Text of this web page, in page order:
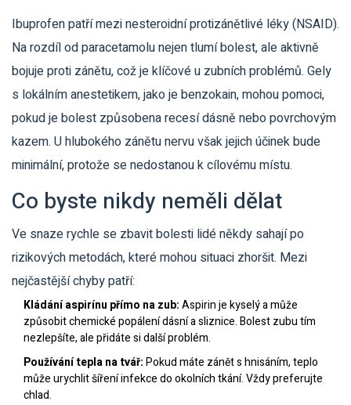
Ibuprofen patří mezi nesteroidní protizánětlivé léky (NSAID).
Na rozdíl od paracetamolu nejen tlumí bolest, ale aktivně
bojuje proti zánětu, což je klíčové u zubních problémů. Gely
s lokálním anestetikem, jako je benzokain, mohou pomoci,
pokud je bolest způsobena recesí dásně nebo povrchovým
kazem. U hlubokého zánětu nervu však jejich účinek bude
minimální, protože se nedostanou k cílovému místu.
Co byste nikdy neměli dělat
Ve snaze rychle se zbavit bolesti lidé někdy sahají po
rizikových metodách, které mohou situaci zhoršit. Mezi
nejčastější chyby patří:
Kládání aspirínu přímo na zub:Aspirin je kyselý a může
způsobit chemické popálení dásní a sliznice. Bolest zubu tím
nezlepšíte, ale přidáte si další problém.
Používání tepla na tvář:Pokud máte zánět s hnisáním, teplo
může urychlit šíření infekce do okolních tkání. Vždy preferujte
chlad.